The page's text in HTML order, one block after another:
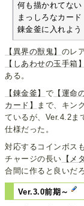
何も描かれてない
まっしろなカード
錬金釜に入れよう
【異界の獣鬼】 のレ
【しあわせの玉手箱】
ある。
【錬金釜】 で 【運命
カード】
まで、キン
ているが、Ver.4.2ま
仕様だった。
対応するコインボス
チャージの長い 【メ
合間に作ると良いだろ
Ver.3.0前期～